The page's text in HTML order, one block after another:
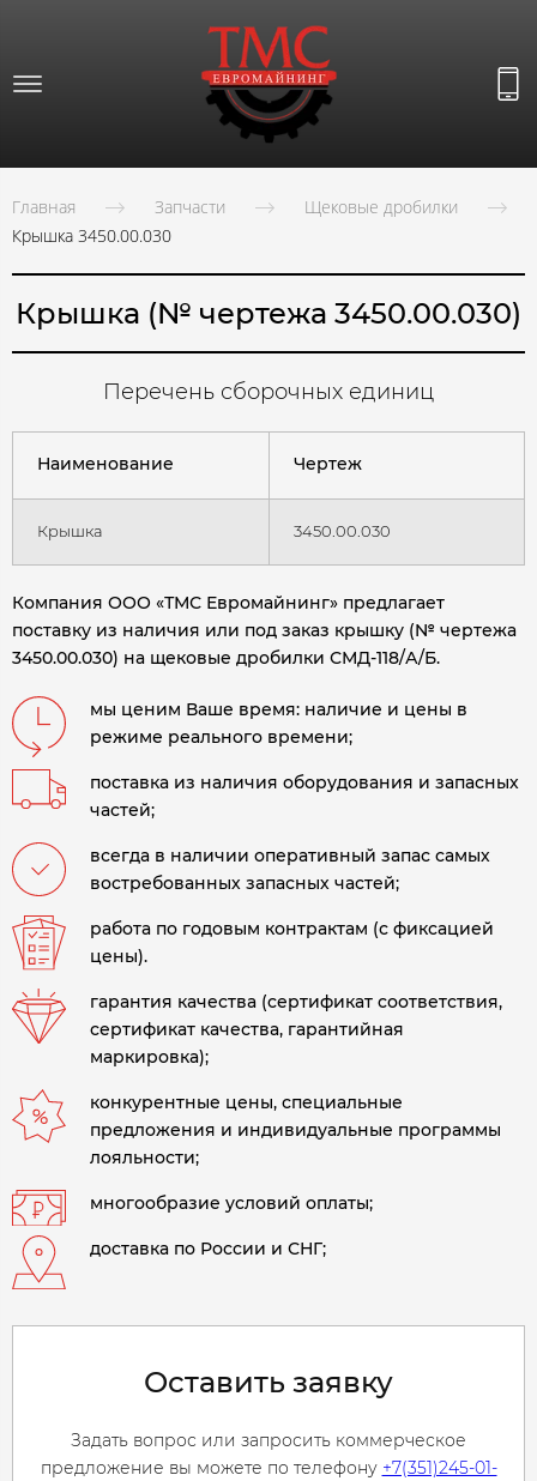
Главная Запчасти
Щековые дробилки
Крышка 3450.00.030
Крышка (№ чертежа 3450.00.030)
Перечень сборочных единиц
Наименование Чертеж
Крышка 3450.00.030
Компания ООО «ТМС Евромайнинг» предлагает
поставку из наличия или под заказ крышку (№ чертежа
3450.00.030) на щековые дробилки СМД-118/А/Б.
мы ценим Ваше время: наличие и цены в
режиме реального времени;
поставка из наличия оборудования и запасных
частей;
всегда в наличии оперативный запас самых
востребованных запасных частей;
работа по годовым контрактам (с фиксацией
цены).
гарантия качества (сертификат соответствия,
сертификат качества, гарантийная
маркировка);
конкурентные цены, специальные
предложения и индивидуальные программы
лояльности;
многообразие условий оплаты;
доставка по России и СНГ;
Оставить заявку
Задать вопрос или запросить коммерческое
предложение вы можете по телефону +7(351)245-01-